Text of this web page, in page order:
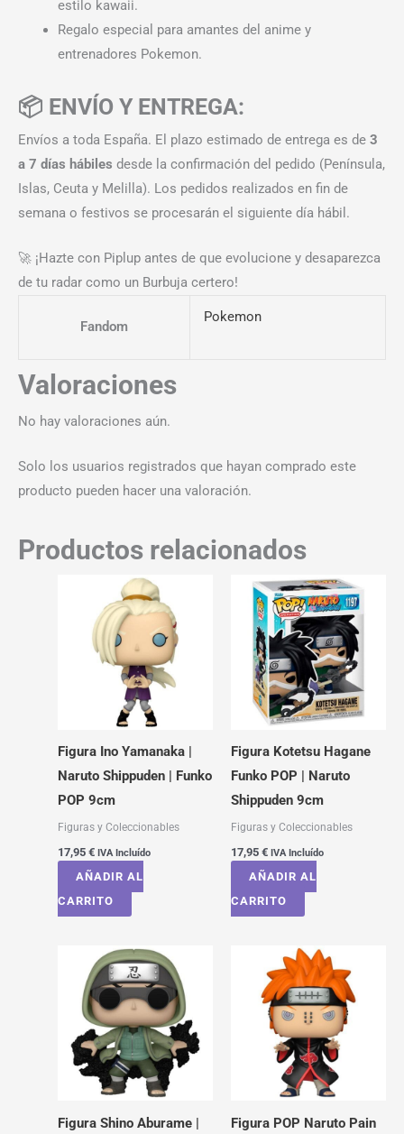
estilo kawaii.
Regalo especial para amantes del anime y
entrenadores Pokemon.
📦 ENVÍO Y ENTREGA:
Envíos a toda España. El plazo estimado de entrega es de 3
a 7 días hábiles desde la confirmación del pedido (Península,
Islas, Ceuta y Melilla). Los pedidos realizados en fin de
semana o festivos se procesarán el siguiente día hábil.
🚀 ¡Hazte con Piplup antes de que evolucione y desaparezca
de tu radar como un Burbuja certero!
Fandom
Pokemon
Valoraciones
No hay valoraciones aún.
Solo los usuarios registrados que hayan comprado este
producto pueden hacer una valoración.
Productos relacionados
Figura Ino Yamanaka |
Naruto Shippuden | Funko
POP 9cm
Figuras y Coleccionables
17,95 € IVA Incluído
AÑADIR AL
CARRITO
Figura Kotetsu Hagane
Funko POP | Naruto
Shippuden 9cm
Figuras y Coleccionables
17,95 € IVA Incluído
AÑADIR AL
CARRITO
Figura Shino Aburame |
Figura POP Naruto Pain